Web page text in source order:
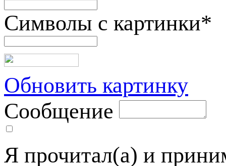
Символы с картинки*
Обновить картинку
Сообщение
Я прочитал(а) и